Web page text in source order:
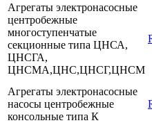
Агрегаты электронасосные
центробежные
многоступенчатые
секционные типа ЦНСА,
ЦНСГА,
ЦНСМА,ЦНС,ЦНСГ,ЦНСМ
Агрегаты электронасосные
насосы центробежные
консольные типа К